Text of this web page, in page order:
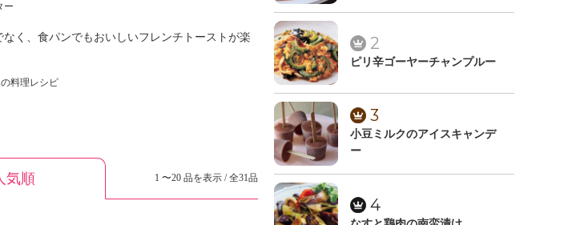
ー
なく、食パンでもおいしいフレンチトーストが楽
料理レシピ
気順 1 〜20 品を表示 / 全31品
2
ピリ辛ゴーヤーチャンプルー
3
小豆ミルクのアイスキャンデ
ー
4